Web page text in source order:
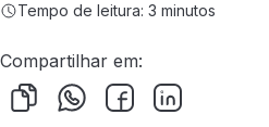
Tempo de leitura: 3 minutos
Compartilhar em: